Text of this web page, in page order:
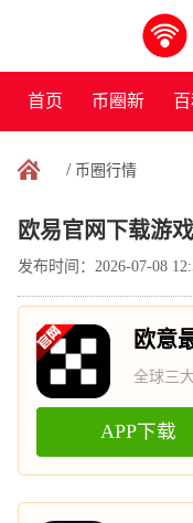
首页 币圈新
闻
/ 币圈行情
欧易官网下载游
发布时间：2026-07-08
欧意
全球三
APP下载